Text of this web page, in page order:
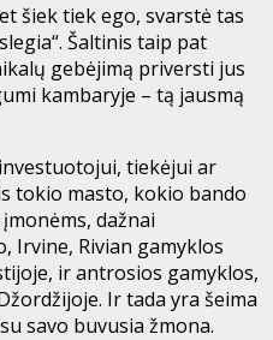
šiek tiek ego, svarstė tas
Šaltinis taip pat
gebėjimą priversti jus
kambaryje – tą jausmą
tiekėjui ar
tokio masto, kokio bando
dažnai
Irvine, Rivian gamyklos
ir antrosios gamyklos,
Ir tada yra šeima
savo buvusia žmona.